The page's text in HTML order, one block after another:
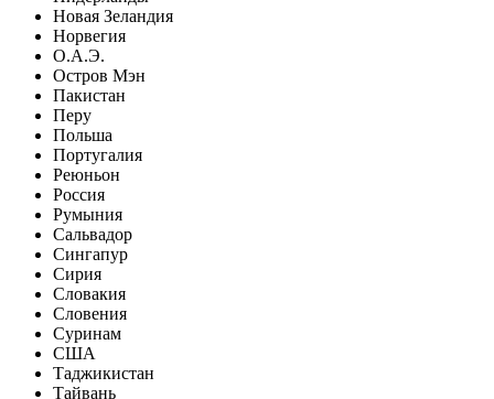
Новая Зеландия
Норвегия
О.А.Э.
Остров Мэн
Пакистан
Перу
Польша
Португалия
Реюньон
Россия
Румыния
Сальвадор
Сингапур
Сирия
Словакия
Словения
Суринам
США
Таджикистан
Тайвань